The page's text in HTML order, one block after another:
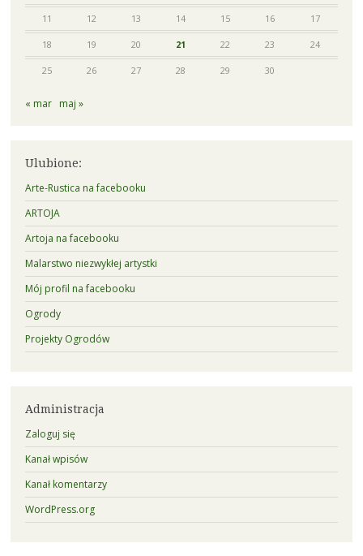
11 12 13 14 15 16 17
18 19 20 21 22 23 24
25 26 27 28 29 30
« mar maj »
Ulubione:
Arte-Rustica na facebooku
ARTOJA
Artoja na facebooku
Malarstwo niezwykłej artystki
Mój profil na facebooku
Ogrody
Projekty Ogrodów
Administracja
Zaloguj się
Kanał wpisów
Kanał komentarzy
WordPress.org